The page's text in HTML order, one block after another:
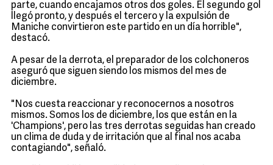
parte, cuando encajamos otros dos goles. El segundo gol
llegó pronto, y después el tercero y la expulsión de
Maniche convirtieron este partido en un día horrible",
destacó.
A pesar de la derrota, el preparador de los colchoneros
aseguró que siguen siendo los mismos del mes de
diciembre.
"Nos cuesta reaccionar y reconocernos a nosotros
mismos. Somos los de diciembre, los que están en la
'Champions', pero las tres derrotas seguidas han creado
un clima de duda y de irritación que al final nos acaba
contagiando", señaló.